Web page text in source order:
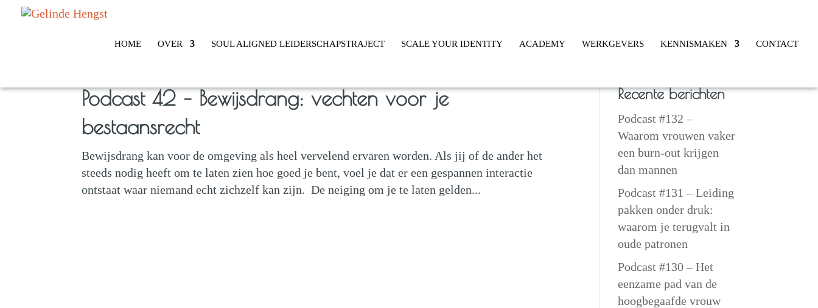
HOME OVER SOUL ALIGNED LEIDERSCHAPSTRAJECT SCALE YOUR IDENTITY ACADEMY WERKGEVERS KENNISMAKEN CONTACT
Podcast 42 – Bewijsdrang: vechten voor je
bestaansrecht
Bewijsdrang kan voor de omgeving als heel vervelend ervaren worden. Als jij of de ander het
steeds nodig heeft om te laten zien hoe goed je bent, voel je dat er een gespannen interactie
ontstaat waar niemand echt zichzelf kan zijn. De neiging om je te laten gelden...
Recente berichten
Podcast #132 –
Waarom vrouwen vaker
een burn-out krijgen
dan mannen
Podcast #131 – Leiding
pakken onder druk:
waarom je terugvalt in
oude patronen
Podcast #130 – Het
eenzame pad van de
hoogbegaafde vrouw